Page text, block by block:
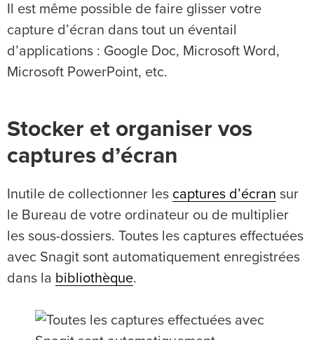
Il est même possible de faire glisser votre
capture d’écran dans tout un éventail
d’applications : Google Doc, Microsoft Word,
Microsoft PowerPoint, etc.
Stocker et organiser vos
captures d’écran
Inutile de collectionner les captures d’écran sur
le Bureau de votre ordinateur ou de multiplier
les sous-dossiers. Toutes les captures effectuées
avec Snagit sont automatiquement enregistrées
dans la bibliothèque.